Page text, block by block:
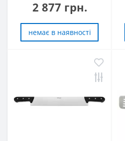
2 877 грн.
немає в наявностi